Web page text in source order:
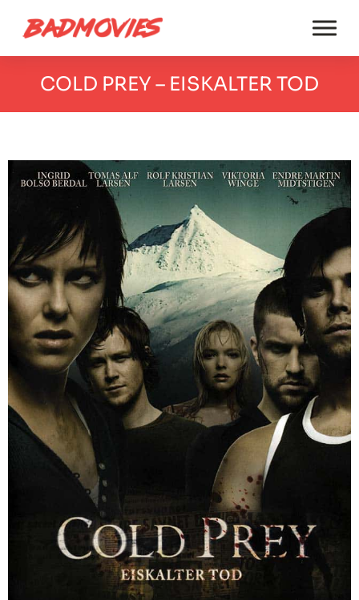
COLD PREY – EISKALTER TOD